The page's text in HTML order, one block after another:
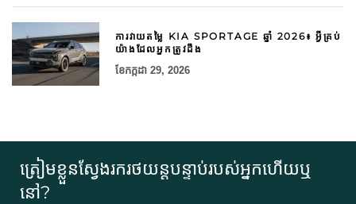
ការវាយតម្លៃ KIA SPORTAGE ឆ្នាំ 2026៖ អ្វីគ្រប់
យ៉ាងដែលអ្នកត្រូវដឹង
ខែ​កក្កដា 29, 2026
ត្រៀមខ្លួនស្វែងរករថយន្តបន្ទាប់របស់អ្នកហើយឬ
នៅ?